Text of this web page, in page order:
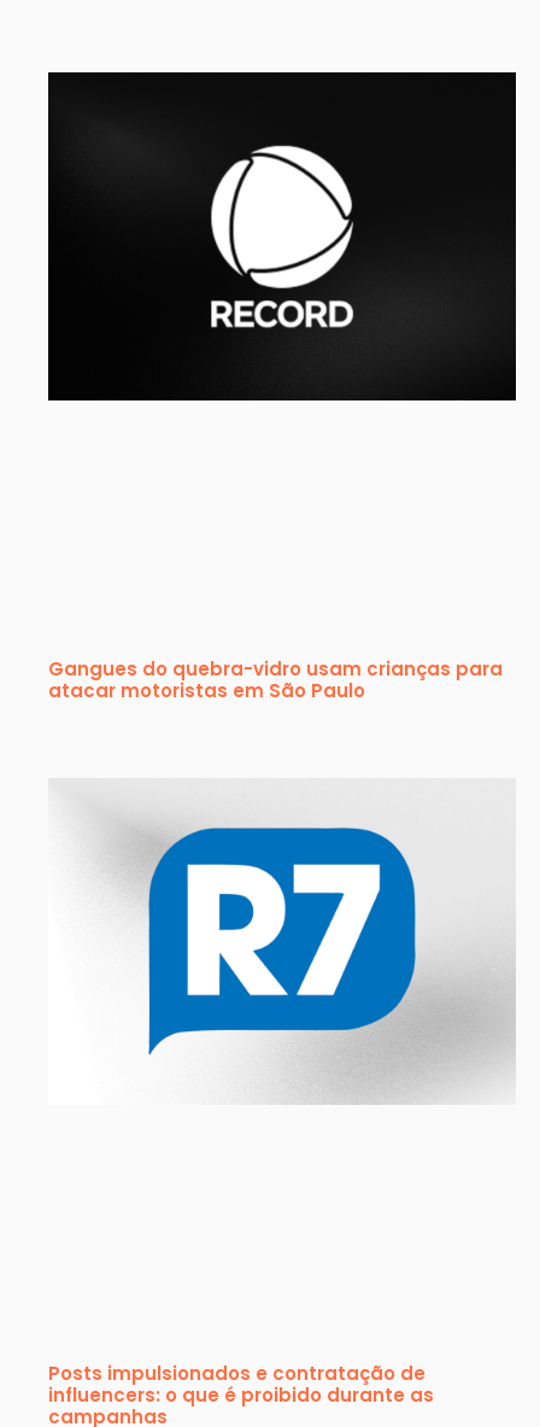
Gangues do quebra-vidro usam crianças para
atacar motoristas em São Paulo
Posts impulsionados e contratação de
influencers: o que é proibido durante as
campanhas